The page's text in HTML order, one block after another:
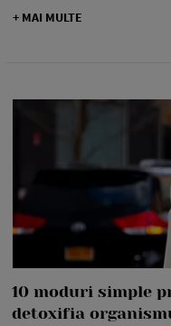
+ MAI MULTE
10 moduri simple
detoxifia